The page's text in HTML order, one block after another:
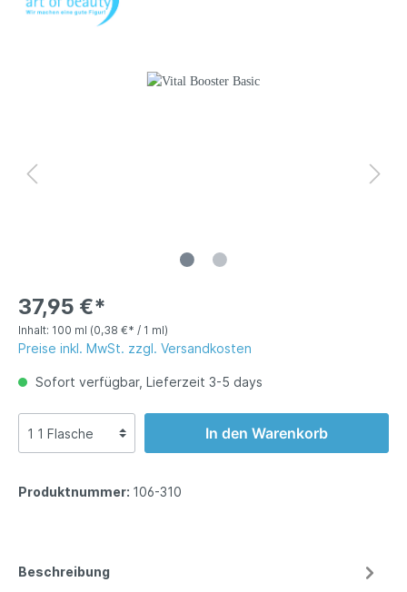
37,95 €*
Inhalt: 100 ml (0,38 €* / 1 ml)
Preise inkl. MwSt. zzgl. Versandkosten
Sofort verfügbar, Lieferzeit 3-5 days
In den Warenkorb
Produktnummer: 106-310
Beschreibung